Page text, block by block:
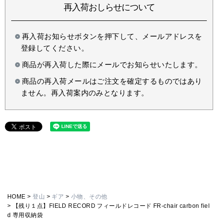
再入荷おしらせについて
再入荷お知らせボタンを押下して、メールアドレスを
登録してください。
商品が再入荷した際にメールでお知らせいたします。
商品の再入荷メールはご注文を確定するものではあり
ません。再入荷案内のみとなります。
HOME 登山 ギア
小物、その他
【残り１点】FIELD RECORD フィールドレコード FR-chair carbon fiel
d 専用収納袋